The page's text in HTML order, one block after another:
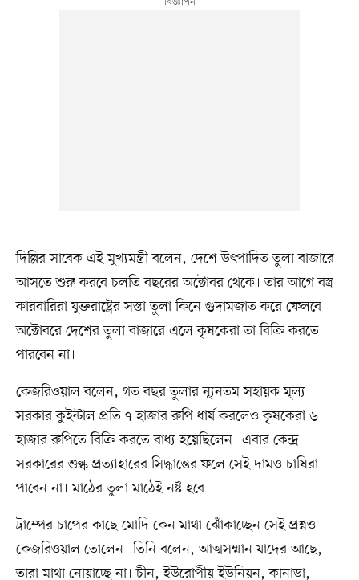
দিল্লির সাবেক এই মুখ্যমন্ত্রী বলেন, দেশে উৎপাদিত তুলা বাজারে
আসতে শুরু করবে চলতি বছরের অক্টোবর থেকে। তার আগে বস্ত্র
কারবারিরা যুক্তরাষ্ট্রের সস্তা তুলা কিনে গুদামজাত করে ফেলবে।
অক্টোবরে দেশের তুলা বাজারে এলে কৃষকেরা তা বিক্রি করতে
পারবেন না।
কেজরিওয়াল বলেন, গত বছর তুলার ন্যূনতম সহায়ক মূল্য
সরকার কুইন্টাল প্রতি ৭ হাজার রুপি ধার্য করলেও কৃষকেরা ৬
হাজার রুপিতে বিক্রি করতে বাধ্য হয়েছিলেন। এবার কেন্দ্র
সরকারের শুল্ক প্রত্যাহারের সিদ্ধান্তের ফলে সেই দামও চাষিরা
পাবেন না। মাঠের তুলা মাঠেই নষ্ট হবে।
ট্রাম্পের চাপের কাছে মোদি কেন মাথা ঝোঁকাচ্ছেন সেই প্রশ্নও
কেজরিওয়াল তোলেন। তিনি বলেন, আত্মসম্মান যাদের আছে,
তারা মাথা নোয়াচ্ছে না। চীন, ইউরোপীয় ইউনিয়ন, কানাডা,